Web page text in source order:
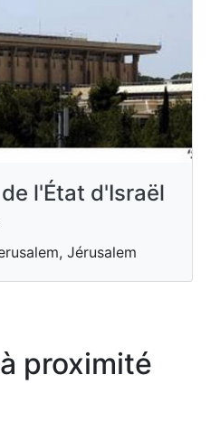
l'État d'Israël
Jérusalem
proximité